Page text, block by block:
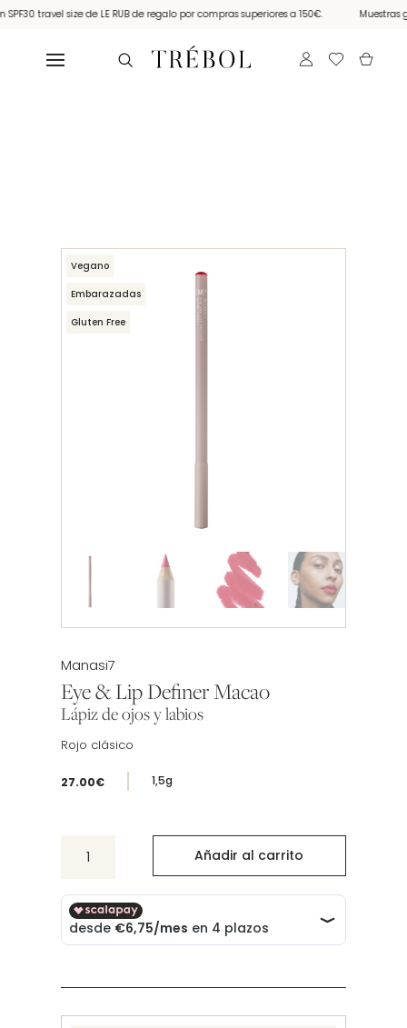
size de LE RUB de regalo por compras superiores a 150€. Muestras gratis
Vegano
Embarazadas
Gluten Free
Manasi7
Eye & Lip Definer Macao
Lápiz de ojos y labios
Rojo clásico
27.00€ 1,5g
Definer
Macao
cantidad
Añadir al carrito